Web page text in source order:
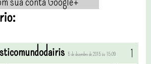
5 de dezembro de 2015 às 15:09